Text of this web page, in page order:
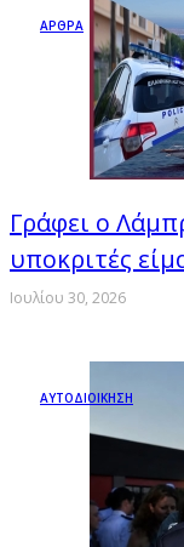
ΑΡΘΡΑ
Γράφει ο
υποκριτές
Ιουλίου 30, 2026
ΑΥΤΟΔΙΟΙΚΗΣΗ